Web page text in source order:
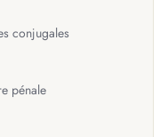
conjugales
pénale